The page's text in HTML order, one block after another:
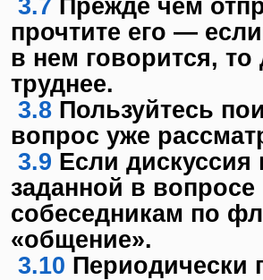
3.7 Прежде чем
прочтите его —
в нем говорится,
труднее.
3.8 Пользуйтесь
вопрос уже
3.9 Если дискуссия
заданной в
собеседникам по
«общение».
3.10 Периодически